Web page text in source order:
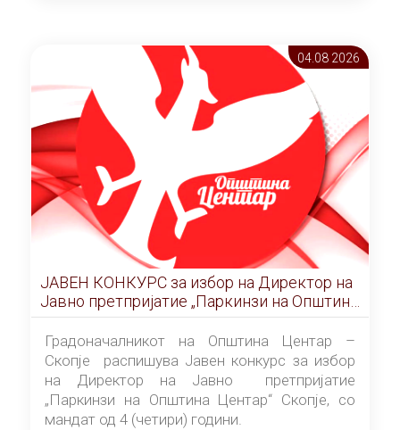
Скопје” број 9/2026), за времетраење од 3
(три) години од денот на потпишувањето на
Договорот за закуп со најповолниот
понудувач.
04.08 2026
ЈАВЕН КОНКУРС за избор на Директор на
Јавно претпријатие „Паркинзи на Општина
Центар“ – Скопје
Градоначалникот на Општина Центар –
Скопје распишува Јавен конкурс за избор
на Директор на Јавно претпријатие
„Паркинзи на Општина Центар“ Скопје, со
мандат од 4 (четири) години.